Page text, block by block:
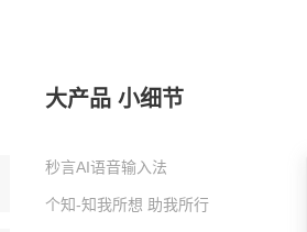
大产品 小细节
秒言AI语音输入法
个知-知我所想 助我所行